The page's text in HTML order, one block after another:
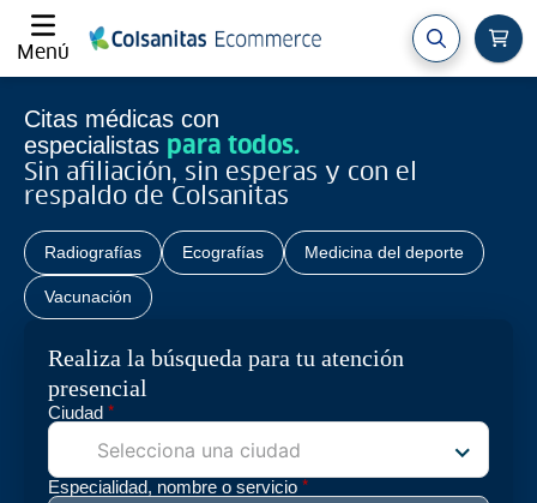
Menú
Citas médicas con
especialistas para todos.
Sin afiliación, sin esperas y con el
respaldo de Colsanitas
Radiografías Ecografías Medicina del deporte
Vacunación
Realiza la búsqueda para tu atención
presencial
Ciudad *
Especialidad, nombre o servicio *